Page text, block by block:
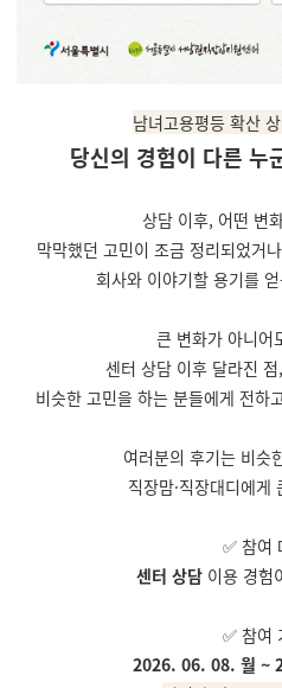
남녀고용평등 확산
당신의 경험이 다른 누
상담 이후, 어떤 변
막막했던 고민이 조금 정리되었거
회사와 이야기할 용기를
큰 변화가 아니어
센터 상담 이후 달라진
비슷한 고민을 하는 분들에게 전하
여러분의 후기는 비슷
직장맘·직장대디에게
✅ 참여
센터 상담이용 경험
✅ 참여
2026. 06. 08. 월 ~